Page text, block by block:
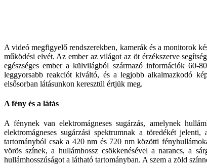
A videó megfigyelő rendszerekben, kamerák és a monitorok
működési elvét. Az ember az világot az öt érzékszerve
egészséges ember a külvilágból származó információk 60-
leggyorsabb reakciót kiváltó, és a legjobb alkalmazkodó
elsősorban látásunkon keresztül értjük meg.
A fény és a látás
A fénynek van elektromágneses sugárzás, amelynek
elektromágneses sugárzási spektrumnak a töredékét
tartományból csak a 420 nm és 720 nm közötti
vörös színek, a hullámhossz csökkenésével a narancs, a
hullámhosszúságot a látható tartományban. A szem a zöld